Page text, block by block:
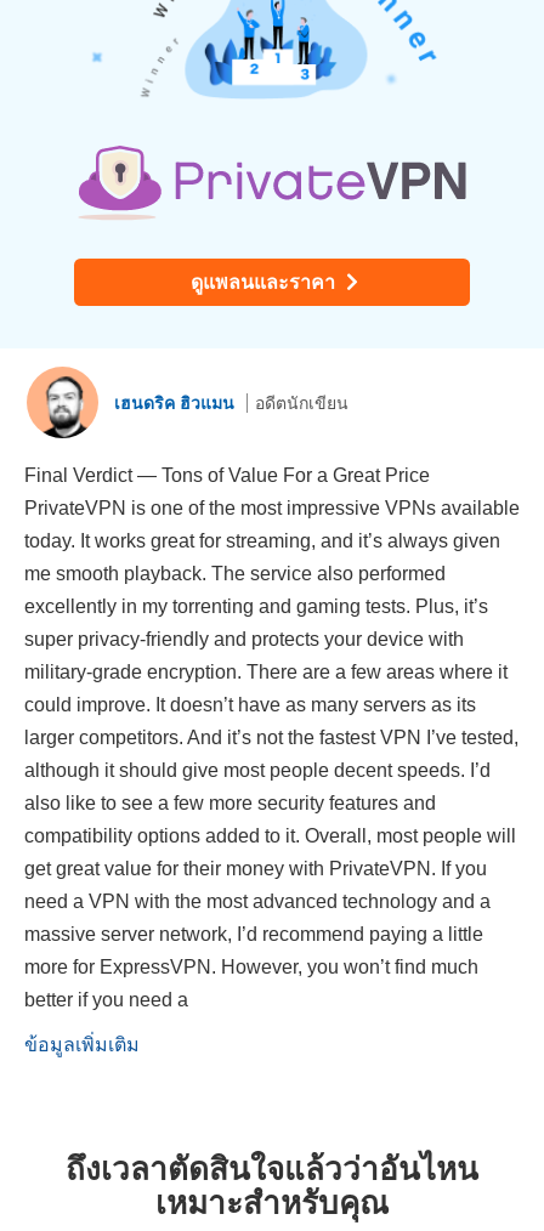
ดูแพลนและราคา
เฮนดริค ฮิวแมน อดีตนักเขียน
Final Verdict — Tons of Value For a Great Price
PrivateVPN is one of the most impressive VPNs available
today. It works great for streaming, and it’s always given
me smooth playback. The service also performed
excellently in my torrenting and gaming tests. Plus, it’s
super privacy-friendly and protects your device with
military-grade encryption. There are a few areas where it
could improve. It doesn’t have as many servers as its
larger competitors. And it’s not the fastest VPN I’ve tested,
although it should give most people decent speeds. I’d
also like to see a few more security features and
compatibility options added to it. Overall, most people will
get great value for their money with PrivateVPN. If you
need a VPN with the most advanced technology and a
massive server network, I’d recommend paying a little
more for ExpressVPN. However, you won’t find much
better if you need a
ข้อมูลเพิ่มเติม
ถึงเวลาตัดสินใจแล้วว่าอันไหน
เหมาะสำหรับคุณ